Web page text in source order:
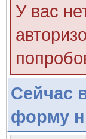
У вас
Сейчас
форму